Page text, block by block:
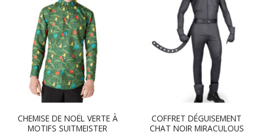
CHEMISE DE NOËL VERTE À
MOTIFS SUITMEISTER
COFFRET DÉGUISEMENT
CHAT NOIR MIRACULOUS